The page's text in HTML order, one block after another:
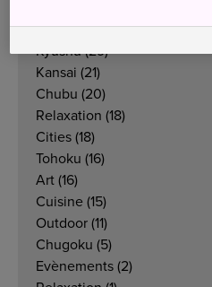
Kanto (42)
Kyushu (29)
Kansai (21)
Chubu (20)
Relaxation (18)
Cities (18)
Tohoku (16)
Art (16)
Cuisine (15)
Outdoor (11)
Chugoku (5)
Evènements (2)